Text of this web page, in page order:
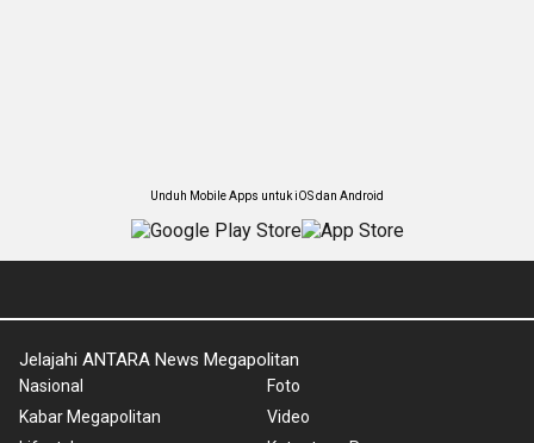
Unduh Mobile Apps untuk iOS dan Android
Jelajahi ANTARA News Megapolitan
Nasional
Kabar Megapolitan
Foto
Video